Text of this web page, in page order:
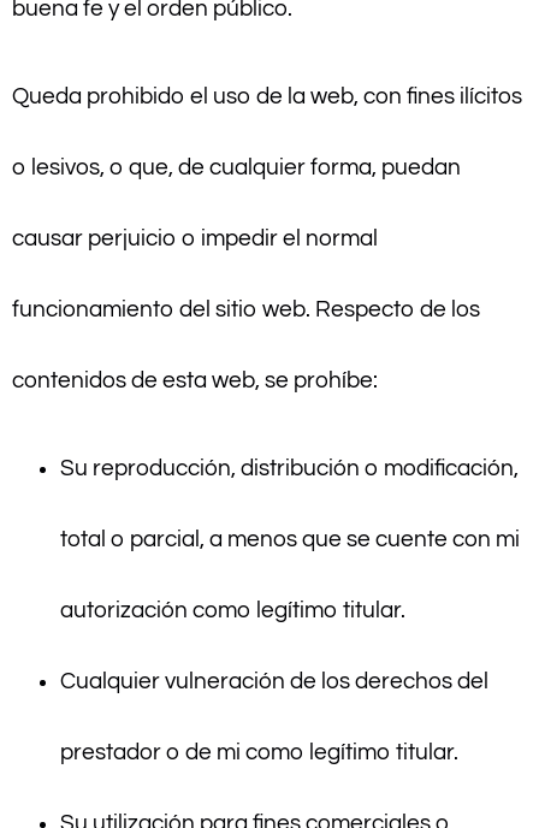
buena fe y el orden público.
Queda prohibido el uso de la web, con fines ilícitos
o lesivos, o que, de cualquier forma, puedan
causar perjuicio o impedir el normal
funcionamiento del sitio web. Respecto de los
contenidos de esta web, se prohíbe:
Su reproducción, distribución o modificación,
total o parcial, a menos que se cuente con mi
autorización como legítimo titular.
Cualquier vulneración de los derechos del
prestador o de mi como legítimo titular.